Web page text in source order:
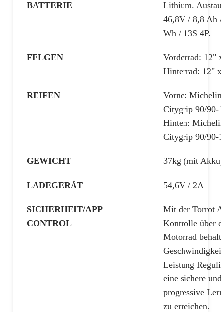
BATTERIE
Lithium.
46,8V / 8,8 Ah
Wh / 13S 4P.
FELGEN
Vorderrad: 12"
Hinterrad: 12"
REIFEN
Vorne: Michelin
Citygrip 90/90-
Hinten:
Citygrip 90/90-
GEWICHT 37kg (mit
LADEGERÄT 54,6V / 2A
SICHERHEIT/APP
CONTROL
Mit der Torrot
Kontrolle über
Motorrad
Leistung
eine sichere und
progressive
zu erreichen.